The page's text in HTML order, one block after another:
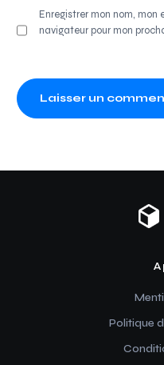
Enregistrer mon nom,
navigateur pour mon
A
Politique